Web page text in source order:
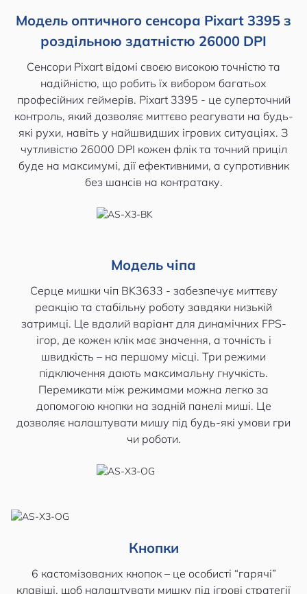
Модель оптичного сенсора Pixart 3395 з
роздільною здатністю 26000 DPI
Сенсори Pixart відомі своєю високою точністю та
надійністю, що робить їх вибором багатьох
професійних геймерів. Pixart 3395 - це суперточний
контроль, який дозволяє миттєво реагувати на будь-
які рухи, навіть у найшвидших ігрових ситуаціях. З
чутливістю 26000 DPI кожен флік та точний приціл
буде на максимумі, дії ефективними, а супротивник
без шансів на контратаку.
Модель чіпа
Серце мишки чіп BK3633 - забезпечує миттєву
реакцію та стабільну роботу завдяки низькій
затримці. Це вдалий варіант для динамічних FPS-
ігор, де кожен клік має значення, а точність і
швидкість – на першому місці. Три режими
підключення дають максимальну гнучкість.
Перемикати між режимами можна легко за
допомогою кнопки на задній панелі миші. Це
дозволяє налаштувати мишу під будь-які умови гри
чи роботи.
Кнопки
6 кастомізованих кнопок – це особисті “гарячі”
клавіші, щоб налаштувати мишку під ігрові стратегії